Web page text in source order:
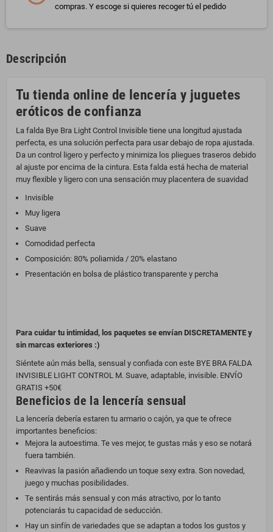
compras. Y escoge si quieres recoger tú el pedido
Descripción
Tu tienda online de lencería y juguetes
eróticos de confianza
La falda Bye Bra Light Control Invisible tiene una longitud ajustada
perfecta, es una solución perfecta para usar debajo de ropa ajustada.
Da un control ligero y perfecto y minimiza los pliegues traseros debido
al ajuste por encima de la cintura. Esta falda está hecha de material
muy flexible y ligero con una sensación muy placentera de suavidad
Invisible
Muy ligera
Suave
Comodidad perfecta
Composición: 80% poliamida / 20% elastano
Presentación en bolsa de plástico transparente y percha
Para cuidar tu intimidad, los paquetes se envían DISCRETAMENTE y
sin marcas exteriores :)
Siéntete aún más bella, sensual y confiada con este BYE BRA FALDA
INVISIBLE LIGHT CONTROL M. Suave, adaptable, invisible. ENVÍO
GRATIS +50€
Beneficios de la lencería sensual
La lencería debería estaren tu armario o cajón, ya que te ofrece
importantes beneficios:
Mejora la autoestima. Te ves mejor, te gustas más y eso se notará
fuera también.
Reavivas la pasión añadiendo un toque sexy extra. Son novedad,
juego y muchas posibilidades.
Te sentirás más sensual y con más atractivo, por lo tanto
potenciarás tu capacidad de seducción.
Hay un sinfín de variedades que se adaptan a todos los gustos y